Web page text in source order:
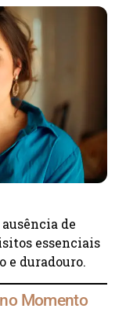
de
essenciais
e duradouro.
Momento